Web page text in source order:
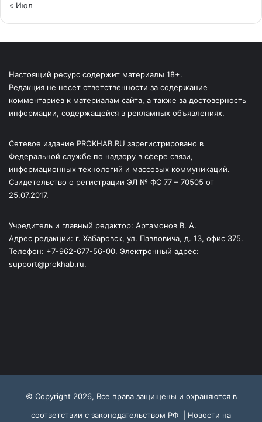
« Июл
Настоящий ресурс содержит материалы 18+.
Редакция не несет ответственности за содержание
комментариев к материалам сайта, а также за достоверность
информации, содержащейся в рекламных объявлениях.
Сетевое издание PROKHAB.RU зарегистрировано в
Федеральной службе по надзору в сфере связи,
информационных технологий и массовых коммуникаций.
Свидетельство о регистрации ЭЛ № ФС 77 – 70505 от
25.07.2017.
Учредитель и главный редактор: Артамонов В. А.
Адрес редакции: г. Хабаровск, ул. Павловича, д. 13, офис 375.
Телефон: +7-962-677-56-00. Электронный адрес:
support@prokhab.ru.
© Copyright 2026, Все права защищены и охраняются в
соответствии с законодательством РФ | Новости на